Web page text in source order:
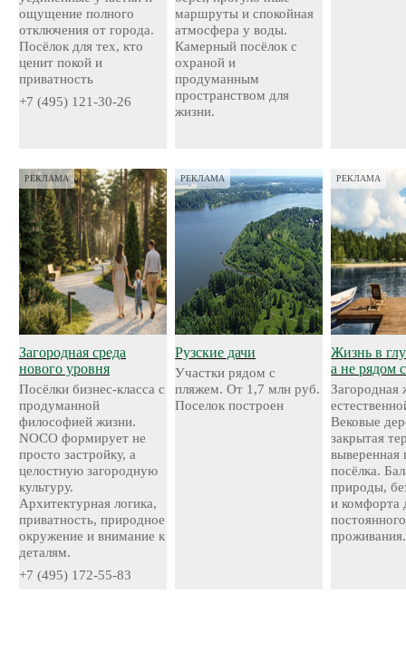
ощущение полного
отключения от города.
Посёлок для тех, кто
ценит покой и
приватность
+7 (495) 121-30-26
маршруты и спокойная
атмосфера у воды.
Камерный посёлок с
охраной и
продуманным
пространством для
жизни.
РЕКЛАМА
Загородная среда
нового уровня
Посёлки бизнес-класса с
продуманной
философией жизни.
NOCO формирует не
просто застройку, а
целостную загородную
культуру.
Архитектурная логика,
приватность, природное
окружение и внимание к
деталям.
+7 (495) 172-55-83
РЕКЛАМА
Рузские дачи
Участки рядом с
пляжем. От 1,7 млн руб.
Поселок построен
РЕКЛАМА
Жизнь в
а не рядом
Загородная
Вековые
закрытая
выверенная
посёлка.
природы,
и комфорта
постоянного
проживания.